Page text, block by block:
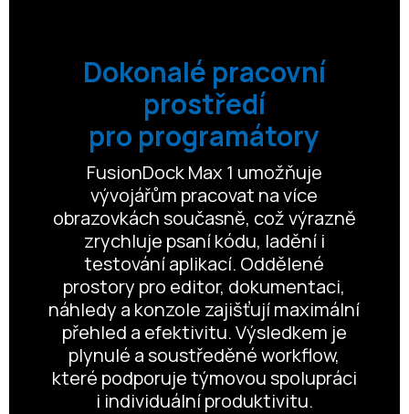
Dokonalé pracovní
prostředí
pro programátory
FusionDock Max 1 umožňuje
vývojářům pracovat na více
obrazovkách současně, což výrazně
zrychluje psaní kódu, ladění i
testování aplikací. Oddělené
prostory pro editor, dokumentaci,
náhledy a konzole zajišťují maximální
přehled a efektivitu. Výsledkem je
plynulé a soustředěné workflow,
které podporuje týmovou spolupráci
i individuální produktivitu.